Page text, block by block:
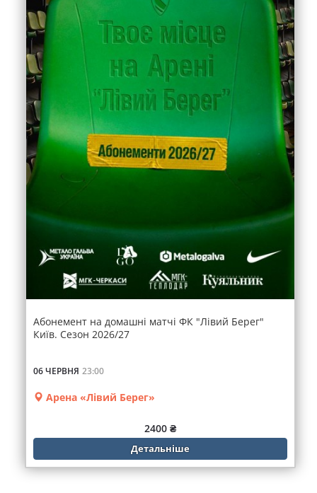
Абонемент на домашні матчі ФК "Лівий Берег"
Київ. Сезон 2026/27
06 ЧЕРВНЯ 23:00
Арена «Лівий Берег»
2400 ₴
Детальніше